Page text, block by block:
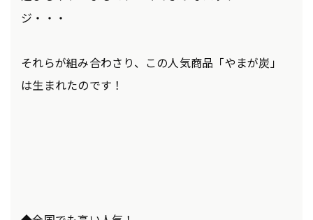
ジ・・・
それらが組み合わさり、この人気商品「やまが炭」
は生まれたのです！